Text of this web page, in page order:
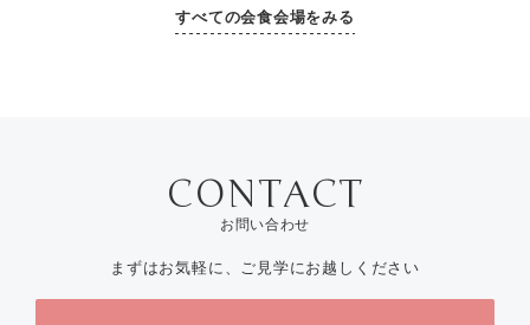
すべての会食会場をみる
お問い合わせ
まずはお気軽に、ご見学にお越しください